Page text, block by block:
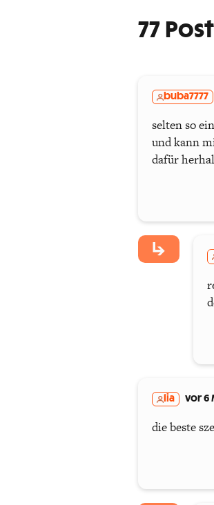
77
buba7777
selten so
und kann
dafür
lia vor 6
die beste